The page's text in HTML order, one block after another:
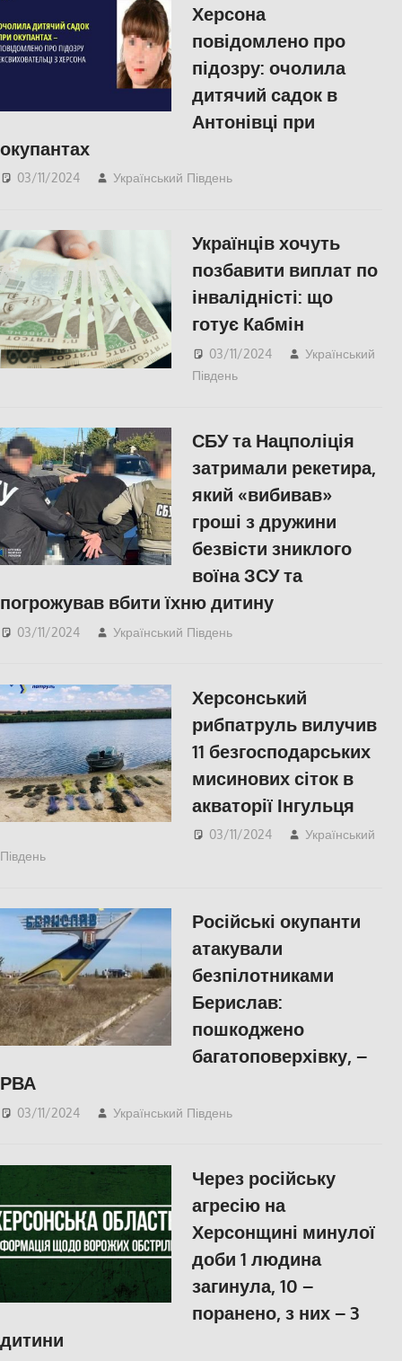
Херсона
повідомлено про
підозру: очолила
дитячий садок в
Антонівці при
окупантах
03/11/2024 Український Південь
Українців хочуть
позбавити виплат по
інвалідністі: що
готує Кабмін
03/11/2024
Український
Південь
СБУ та Нацполіція
затримали рекетира,
який «вибивав»
гроші з дружини
безвісти зниклого
воїна ЗСУ та
погрожував вбити їхню дитину
03/11/2024 Український Південь
Херсонський
рибпатруль вилучив
11 безгосподарських
мисинових сіток в
акваторії Інгульця
03/11/2024
Український
Південь
Російські окупанти
атакували
безпілотниками
Берислав:
пошкоджено
багатоповерхівку, –
РВА
03/11/2024 Український Південь
Через російську
агресію на
Херсонщині минулої
доби 1 людина
загинула, 10 –
поранено, з них – 3
дитини